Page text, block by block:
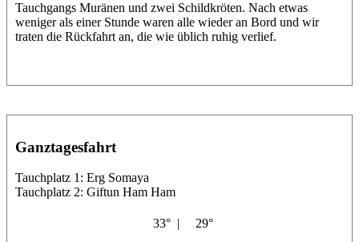
Tauchgangs Muränen und zwei Schildkröten. Nach etwas
weniger als einer Stunde waren alle wieder an Bord und wir
traten die Rückfahrt an, die wie üblich ruhig verlief.
Ganztagesfahrt
Tauchplatz 1: Erg Somaya
Tauchplatz 2: Giftun Ham Ham
33° | 29°